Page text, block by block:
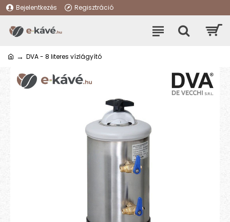
Bejelentkezés Regisztráció
DVA - 8 literes vízlágyító